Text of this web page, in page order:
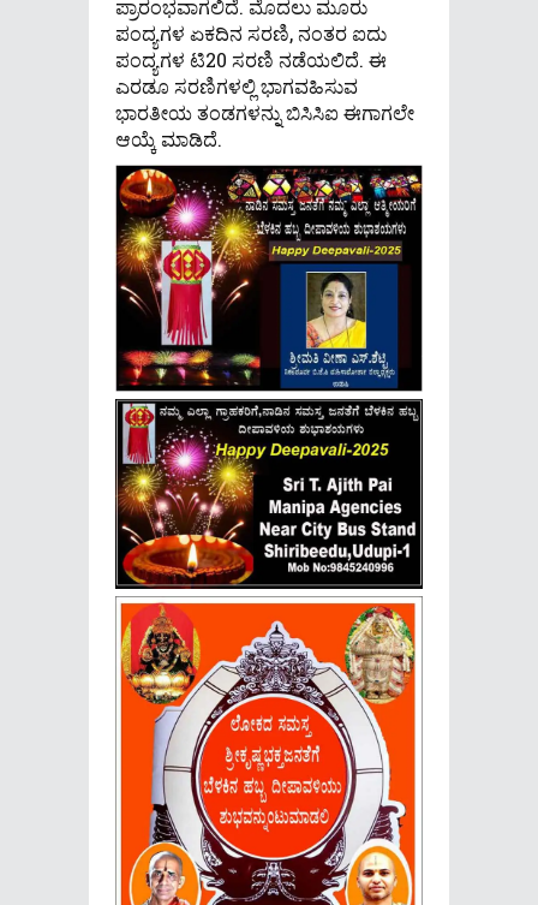
ಪ್ರಾರಂಭವಾಗಲಿದೆ. ಮೊದಲು ಮೂರು
ಪಂದ್ಯಗಳ ಏಕದಿನ ಸರಣಿ, ನಂತರ ಐದು
ಪಂದ್ಯಗಳ ಟಿ20 ಸರಣಿ ನಡೆಯಲಿದೆ. ಈ
ಎರಡೂ ಸರಣಿಗಳಲ್ಲಿ ಭಾಗವಹಿಸುವ
ಭಾರತೀಯ ತಂಡಗಳನ್ನು ಬಿಸಿಸಿಐ ಈಗಾಗಲೇ
ಆಯ್ಕೆ ಮಾಡಿದೆ.